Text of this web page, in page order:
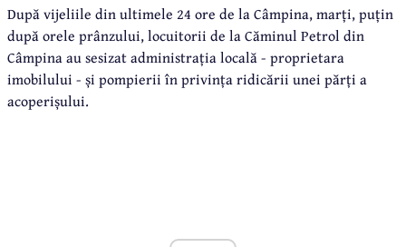
După vijeliile din ultimele 24 ore de la Câmpina, marți, puțin
după orele prânzului, locuitorii de la Căminul Petrol din
Câmpina au sesizat administrația locală - proprietara
imobilului - și pompierii în privința ridicării unei părți a
acoperișului.